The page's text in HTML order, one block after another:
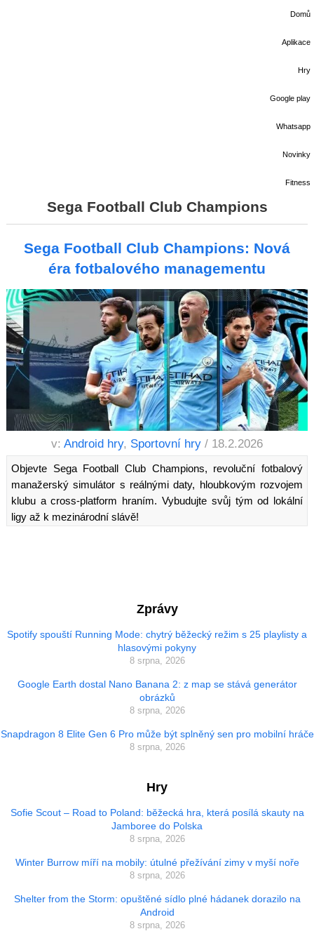
Domů
Aplikace
Hry
Google play
Whatsapp
Novinky
Fitness
Sega Football Club Champions
Sega Football Club Champions: Nová
éra fotbalového managementu
v: Android hry, Sportovní hry / 18.2.2026
Objevte Sega Football Club Champions, revoluční fotbalový
manažerský simulátor s reálnými daty, hloubkovým rozvojem
klubu a cross-platform hraním. Vybudujte svůj tým od lokální
ligy až k mezinárodní slávě!
Zprávy
Spotify spouští Running Mode: chytrý běžecký režim s 25 playlisty a
hlasovými pokyny
8 srpna, 2026
Google Earth dostal Nano Banana 2: z map se stává generátor
obrázků
8 srpna, 2026
Snapdragon 8 Elite Gen 6 Pro může být splněný sen pro mobilní hráče
8 srpna, 2026
Hry
Sofie Scout – Road to Poland: běžecká hra, která posílá skauty na
Jamboree do Polska
8 srpna, 2026
Winter Burrow míří na mobily: útulné přežívání zimy v myší noře
8 srpna, 2026
Shelter from the Storm: opuštěné sídlo plné hádanek dorazilo na
Android
8 srpna, 2026